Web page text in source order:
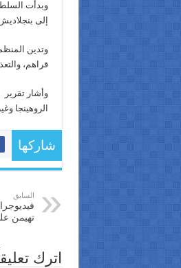
إلى
وتدين
قراهم،
وأشار
الروهينجا
شاركها
السابق
تهيمن
اترك